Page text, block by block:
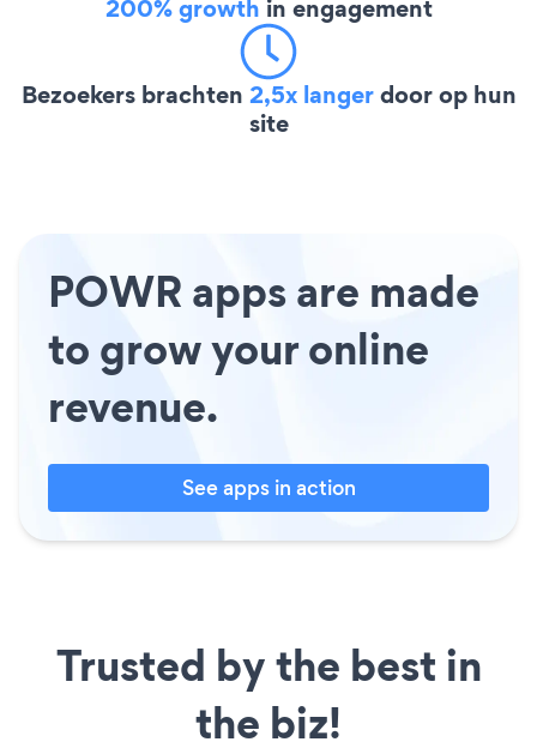
200% growth in engagement
Bezoekers brachten 2,5x langerdoor op hun
site
POWR apps are made
to grow your online
revenue.
See apps in action
Trusted by the best in
the biz!